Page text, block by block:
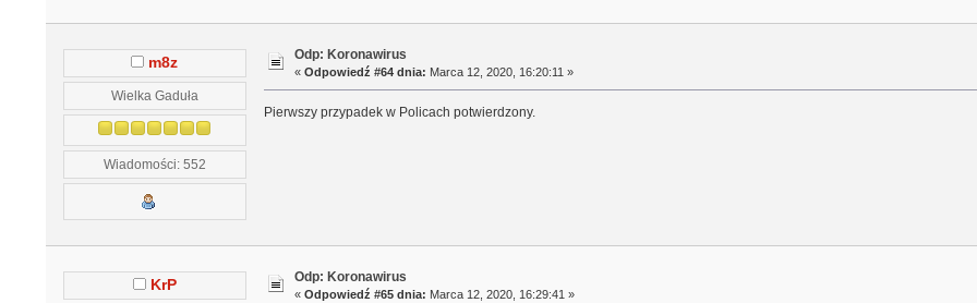
m8z
Wielka Gaduła
Wiadomości: 552
Odp: Koronawirus
«Odpowiedź #64 dnia: Marca 12, 2020, 16:20:11 »
Pierwszy przypadek w Policach potwierdzony.
KrP Odp: Koronawirus
«Odpowiedź #65 dnia: Marca 12, 2020, 16:29:41 »